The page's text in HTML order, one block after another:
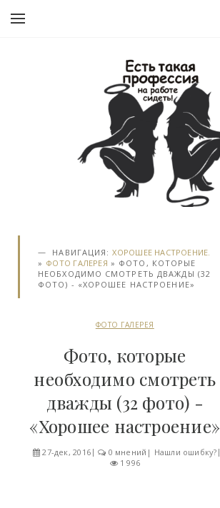
НАВИГАЦИЯ:ХОРОШЕЕ НАСТРОЕНИЕ.
» ФОТО ГАЛЕРЕЯ » ФОТО, КОТОРЫЕ
НЕОБХОДИМО СМОТРЕТЬ ДВАЖДЫ (32
ФОТО) - «ХОРОШЕЕ НАСТРОЕНИЕ»
ФОТО ГАЛЕРЕЯ
Фото, которые
необходимо смотреть
дважды (32 фото) -
«Хорошее настроение»
27-дек, 2016 0 мнений | Нашли ошибку?
1 996